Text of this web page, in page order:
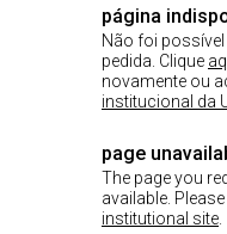
página
Não foi
pedida. Clique
novamente ou
institucional da
page
The page you
available. Please
institutional site